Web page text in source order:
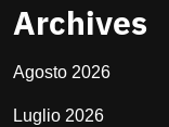
Archives
Agosto 2026
Luglio 2026